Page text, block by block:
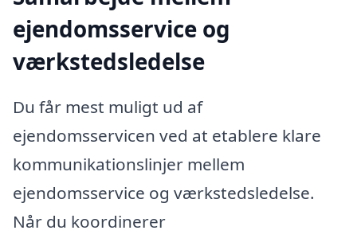
ejendomsservice og
værkstedsledelse
Du får mest muligt ud af
ejendomsservicen ved at etablere klare
kommunikationslinjer mellem
ejendomsservice og værkstedsledelse.
Når du koordinerer